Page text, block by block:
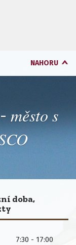
NAHORU
město s
doba,
7:30 - 17:00